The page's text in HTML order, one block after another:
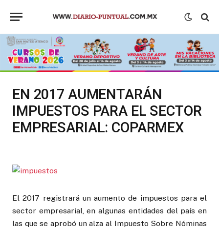
EN 2017 AUMENTARÁN
IMPUESTOS PARA EL SECTOR
EMPRESARIAL: COPARMEX
El 2017 registrará un aumento de impuestos para el
sector empresarial, en algunas entidades del país en
las que se aprobó un alza al Impuesto Sobre Nóminas